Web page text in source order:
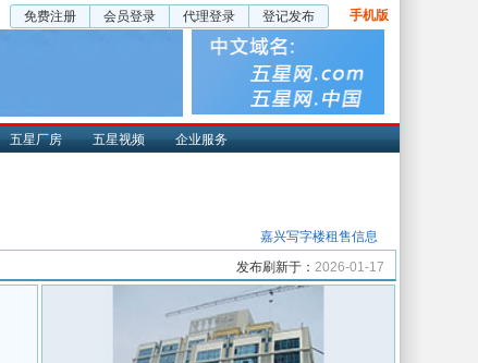
免费注册 会员登录 代理登录 登记发布 手机版
五星厂房 五星视频 企业服务
嘉兴写字楼租售信息
发布刷新于： 2026-01-17